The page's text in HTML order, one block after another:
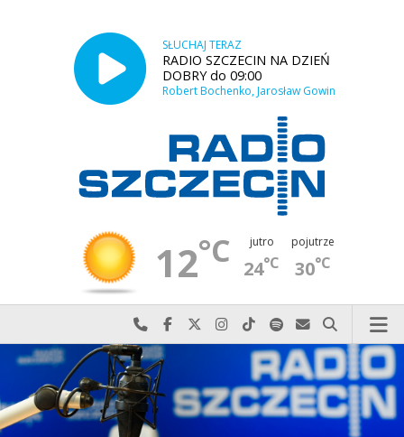
SŁUCHAJ TERAZ
RADIO SZCZECIN NA DZIEŃ
DOBRY do 09:00
Robert Bochenko, Jarosław Gowin
12°C jutro
24°C
pojutrze
30°C
Najlepiej po prostu do nas zadzwoń
Odwiedź nas na Facebook-u
Odwiedź nas na X
Odwiedź nas na Instagram-ie
Odwiedź nas na TikTok-u
Szukaj nas na Spotify
Wyślij do nas
Szukaj